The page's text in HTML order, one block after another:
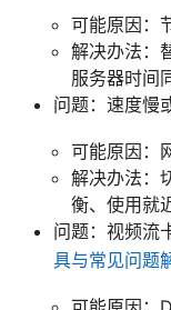
可能原因：
解决办法：
服务器时间
问题：速度慢
可能原因：
解决办法：
衡、使用就
问题：视频流
具与常见问题